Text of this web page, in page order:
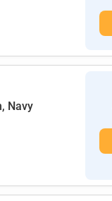
Navy